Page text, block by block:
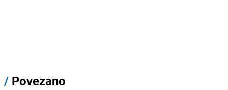
/ Povezano